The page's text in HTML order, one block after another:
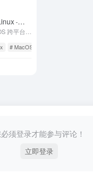
-
# MacOS
须登录才能参与评论！
立即登录